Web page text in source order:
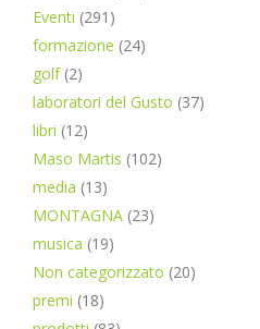
Eventi (291)
formazione (24)
golf(2)
laboratori del Gusto (37)
libri (12)
Maso Martis (102)
media (13)
MONTAGNA (23)
musica (19)
Non categorizzato (20)
premi (18)